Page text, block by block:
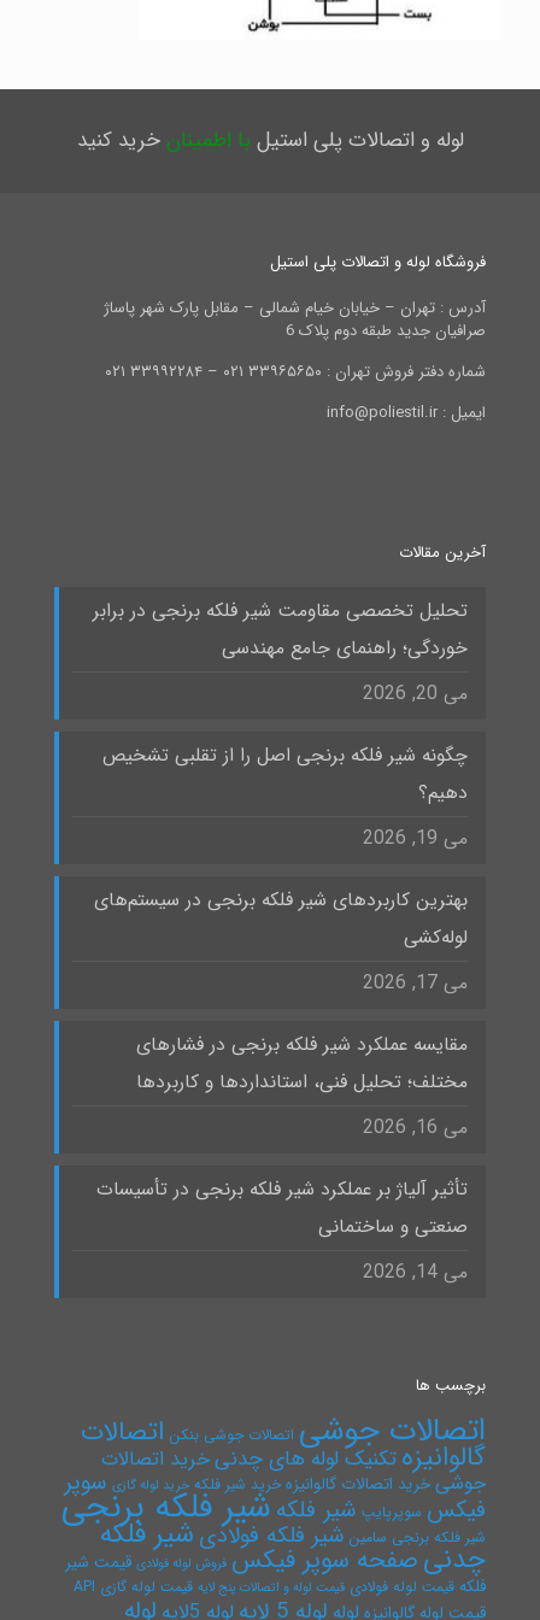
لوله و اتصالات پلی استیل با اطمینانخرید کنید
فروشگاه لوله و اتصالات پلی استیل
آدرس : تهران – خیابان خیام شمالی – مقابل پارک شهر پاساژ
صرافیان جدید طبقه دوم پلاک 6
شماره دفتر فروش تهران : ۳۳۹۶۵۶۵۰ ۰۲۱ – ۳۳۹۹۲۲۸۴ ۰۲۱
ایمیل : info@poliestil.ir
آخرین مقالات
تحلیل تخصصی مقاومت شیر فلکه برنجی در برابر
خوردگی؛ راهنمای جامع مهندسی
می 20, 2026
چگونه شیر فلکه برنجی اصل را از تقلبی تشخیص
دهیم؟
می 19, 2026
بهترین کاربردهای شیر فلکه برنجی در سیستم‌های
لوله‌کشی
می 17, 2026
مقایسه عملکرد شیر فلکه برنجی در فشارهای
مختلف؛ تحلیل فنی، استانداردها و کاربردها
می 16, 2026
تأثیر آلیاژ بر عملکرد شیر فلکه برنجی در تأسیسات
صنعتی و ساختمانی
می 14, 2026
برچسب ها
اتصالات جوشی اتصالات جوشی بنکن اتصالات
گالوانیزهتکنیک لوله های چدنیخرید اتصالات
جوشیخرید اتصالات گالوانیزه خرید شیر فلکه خرید لوله گازی سوپر
فیکس سوپرپایپ شیر فلکه شیر فلکه برنجی
شیر فلکه برنجی سامین شیر فلکه فولادی شیر فلکه
چدنیصفحه سوپر فیکس فروش لوله فولادی قیمت شیر
فلکه قیمت لوله فولادی قیمت لوله و اتصالات پنج لایه قیمت لوله گازی API
قیمت لوله گالوانیزه لوله لوله 5 لایه لوله 5لایه لوله